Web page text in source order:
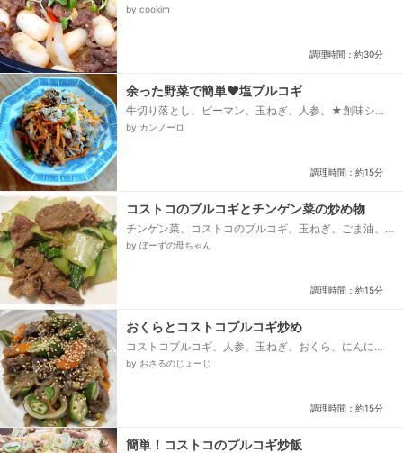
はハチミツ、★長ねぎのみじん切り、★ニンニクのみ
by cookim
調理時間：約30分
余った野菜で簡単♥塩プルコギ
牛切り落とし、ピーマン、玉ねぎ、人参、★創味シャ
ンタンDX、★酒・ごま油、★砂糖、★にんにくチュー
by カンノーロ
調理時間：約15分
コストコのプルコギとチンゲン菜の炒め物
チンゲン菜、コストコのプルコギ、玉ねぎ、ごま油、
にんにく、オイスターソース
by ぼーずの母ちゃん
調理時間：約15分
おくらとコストコプルコギ炒め
コストコプルコギ、人参、玉ねぎ、おくら、にんに
く 輪切り、白胡麻
by おさるのじょーじ
調理時間：約15分
簡単！コストコのプルコギ炒飯